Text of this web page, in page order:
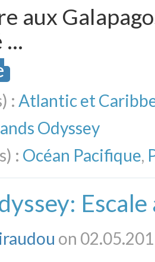
aux
…
: Atlantic et
Odyssey
: Océan Pacifique,
on